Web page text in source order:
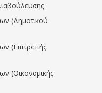
(Δημοτικού
(Επιτροπής
(Οικονομικής